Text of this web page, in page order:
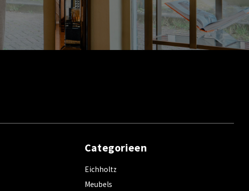
Categorieen
Eichholtz
Meubels